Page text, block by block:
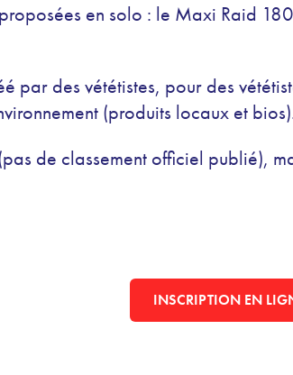
en solo : le Maxi Raid
par des vététistes, pour des
(produits locaux et
de classement officiel publié),
INSCRIPTION EN